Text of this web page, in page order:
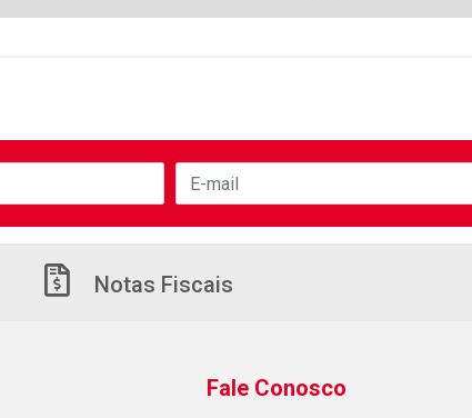
Notas Fiscais
Fale Conosco